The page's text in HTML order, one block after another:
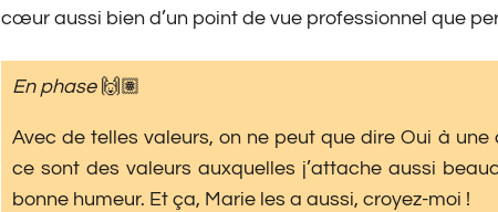
cœur aussi bien d’un point de vue professionnel que
En phase🙌🏽
Avec de telles valeurs, on ne peut que dire Oui à
ce sont des valeurs auxquelles j’attache aussi
bonne humeur. Et ça, Marie les a aussi, croyez-moi !